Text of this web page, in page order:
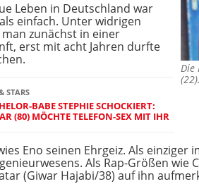
Die
Leben in Deutschland war
einfach. Unter widrigen
zunächst in einer
erst mit acht Jahren durfte
STARS
BABE STEPHIE SCHOCKIERT:
(80) MÖCHTE TELEFON-SEX MIT IHR
Eno seinen Ehrgeiz. Als
Als Rap-Größen
(Giwar Hajabi/38) auf ihn